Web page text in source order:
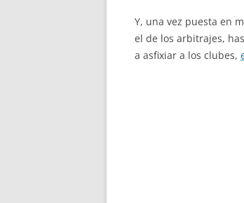
Y, una vez puesta en
el de los arbitrajes,
a asfixiar a los clubes,